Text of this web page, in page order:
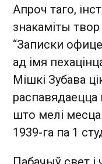
Апроч таго,
знакаміты твор
“Записки
ад імя
Мішкі Зубава
распавядаецца
што мелі месца
1939-га па 1